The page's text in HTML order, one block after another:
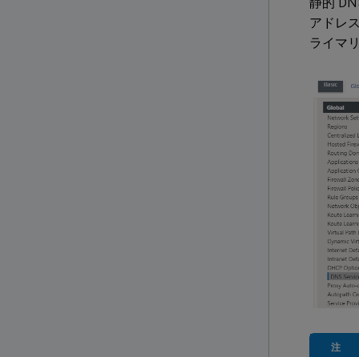
アドレ
ライマ
注